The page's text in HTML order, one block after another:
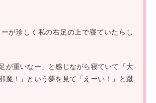
が珍しく私の右足の上で寝ていたらし
が重いなー」と感じながら寝ていて「大
魔！」という夢を見て「えーい！」と蹴